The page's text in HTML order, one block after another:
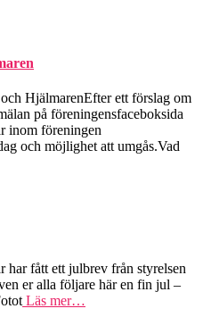
HjälmarenEfter ett förslag om
på föreningensfaceboksida
inom föreningen
och möjlighet att umgås.Vad
har fått ett julbrev från styrelsen
er alla följare här en fin jul –
Läs mer…